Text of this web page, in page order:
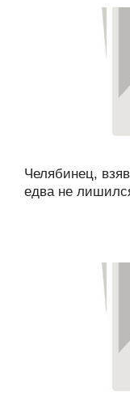
Челябинец,
едва не